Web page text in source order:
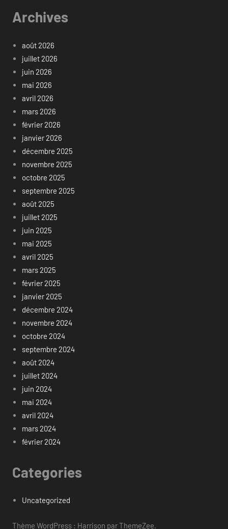
Archives
août 2026
juillet 2026
juin 2026
mai 2026
avril 2026
mars 2026
février 2026
janvier 2026
décembre 2025
novembre 2025
octobre 2025
septembre 2025
août 2025
juillet 2025
juin 2025
mai 2025
avril 2025
mars 2025
février 2025
janvier 2025
décembre 2024
novembre 2024
octobre 2024
septembre 2024
août 2024
juillet 2024
juin 2024
mai 2024
avril 2024
mars 2024
février 2024
Categories
Uncategorized
Thème WordPress : Harrison par ThemeZee.